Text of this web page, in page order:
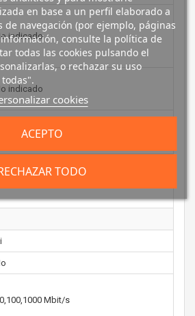
indicado
indicado
Mbit/s
en base a un perfil elaborado a
navegación (por ejemplo, páginas
consulte la política de
todas las cookies pulsando el
o rechazar su uso
cookies
TODO
ACEPTO